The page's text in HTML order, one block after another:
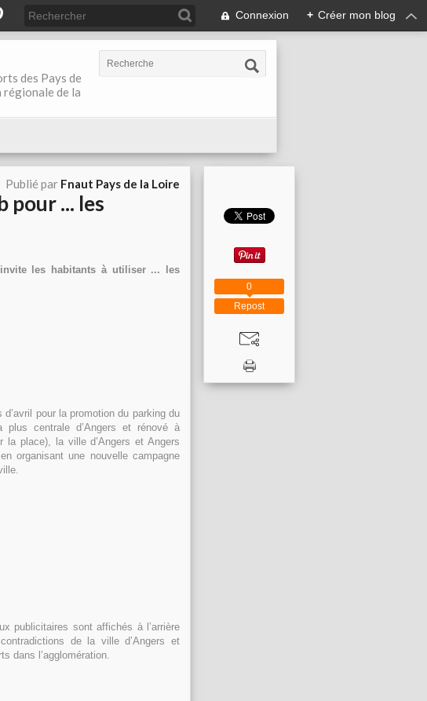
Connexion + Créer mon blog
des Pays de
de la
Publié par Fnaut Pays de la Loire
pour ... les
les habitants à utiliser ... les
pour la promotion du parking du
centrale d’Angers et rénové à
la place), la ville d’Angers et Angers
organisant une nouvelle campagne
publicitaires sont affichés à l’arrière
de la ville d’Angers et
dans l’agglomération.
Repost
0